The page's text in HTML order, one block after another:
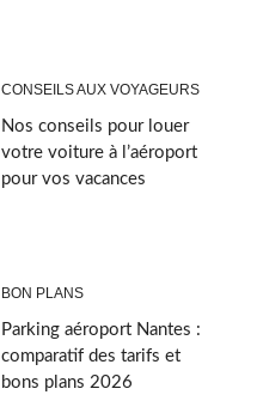
CONSEILS AUX VOYAGEURS
Nos conseils pour louer
votre voiture à l’aéroport
pour vos vacances
BON PLANS
Parking aéroport Nantes :
comparatif des tarifs et
bons plans 2026